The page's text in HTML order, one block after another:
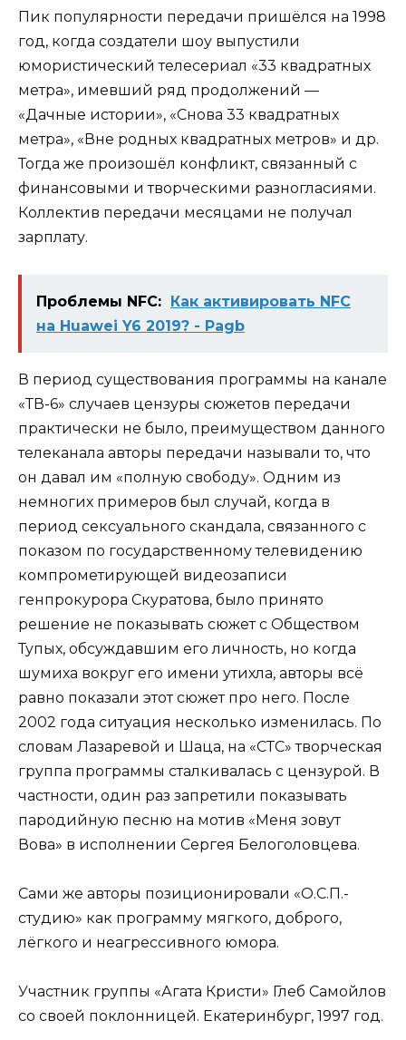
Пик популярности передачи пришёлся на 1998
год, когда создатели шоу выпустили
юмористический телесериал «33 квадратных
метра», имевший ряд продолжений —
«Дачные истории», «Снова 33 квадратных
метра», «Вне родных квадратных метров» и др.
Тогда же произошёл конфликт, связанный с
финансовыми и творческими разногласиями.
Коллектив передачи месяцами не получал
зарплату.
Проблемы NFC: Как активировать NFC
на Huawei Y6 2019? - Pagb
В период существования программы на канале
«ТВ-6» случаев цензуры сюжетов передачи
практически не было, преимуществом данного
телеканала авторы передачи называли то, что
он давал им «полную свободу». Одним из
немногих примеров был случай, когда в
период сексуального скандала, связанного с
показом по государственному телевидению
компрометирующей видеозаписи
генпрокурора Скуратова, было принято
решение не показывать сюжет с Обществом
Тупых, обсуждавшим его личность, но когда
шумиха вокруг его имени утихла, авторы всё
равно показали этот сюжет про него. После
2002 года ситуация несколько изменилась. По
словам Лазаревой и Шаца, на «СТС» творческая
группа программы сталкивалась с цензурой. В
частности, один раз запретили показывать
пародийную песню на мотив «Меня зовут
Вова» в исполнении Сергея Белоголовцева.
Сами же авторы позиционировали «О.С.П.-
студию» как программу мягкого, доброго,
лёгкого и неагрессивного юмора.
Участник группы «Агата Кристи» Глеб Самойлов
со своей поклонницей. Екатеринбург, 1997 год.